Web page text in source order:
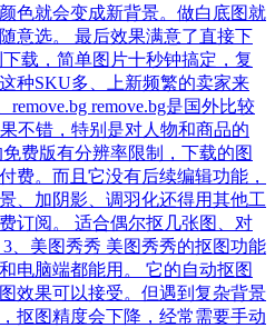
色就会变成新背景。做白底图就
意选。 最后效果满意了直接下
载，简单图片十秒钟搞定，复
种SKU多、上新频繁的卖家来
remove.bg是国外比较
不错，特别是对人物和商品的
费版有分辨率限制，下载的图
费。而且它没有后续编辑功能，
、加阴影、调羽化还得用其他工
订阅。 适合偶尔抠几张图、对
、美图秀秀 美图秀秀的抠图功能
电脑端都能用。 它的自动抠图
效果可以接受。但遇到复杂背景
抠图精度会下降，经常需要手动